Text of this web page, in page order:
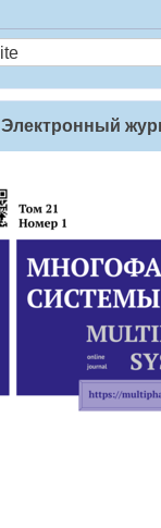
Электронный